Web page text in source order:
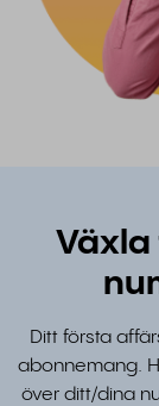
Växla
Ditt första
abonnemang.
över ditt/dina